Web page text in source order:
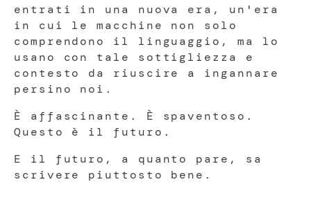
entrati in una nuova era, un'era
in cui le macchine non solo
comprendono il linguaggio, ma lo
usano con tale sottigliezza e
contesto da riuscire a ingannare
persino noi.
È affascinante. È spaventoso.
Questo è il futuro.
E il futuro, a quanto pare, sa
scrivere piuttosto bene.